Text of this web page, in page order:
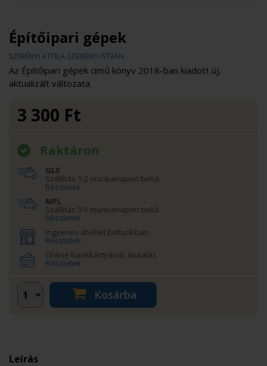
Építőipari gépek
SZERÉNYI ATTILA-SZERÉNYI ISTVÁN
Az Építőipari gépek című könyv 2018-ban kiadott új,
aktualizált változata.
3 300 Ft
Raktáron
GLS
Szállítás 1-2 munkanapon belül.
Részletek
MPL
Szállítás 3-5 munkanapon belül.
Részletek
Ingyenes átvétel boltunkban
Részletek
Online bankkártyával, átutalás
Részletek
Kosárba
Leírás